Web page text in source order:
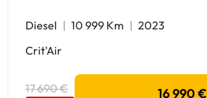
Diesel 10 999 Km
2023
Crit'Air
17 690 €
16 990 €